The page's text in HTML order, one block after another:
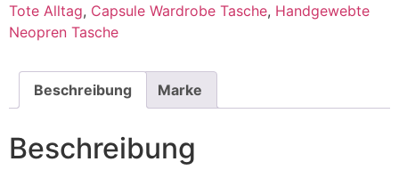
Tote Alltag, Capsule Wardrobe Tasche, Handgewebte
Neopren Tasche
Beschreibung Marke
Beschreibung